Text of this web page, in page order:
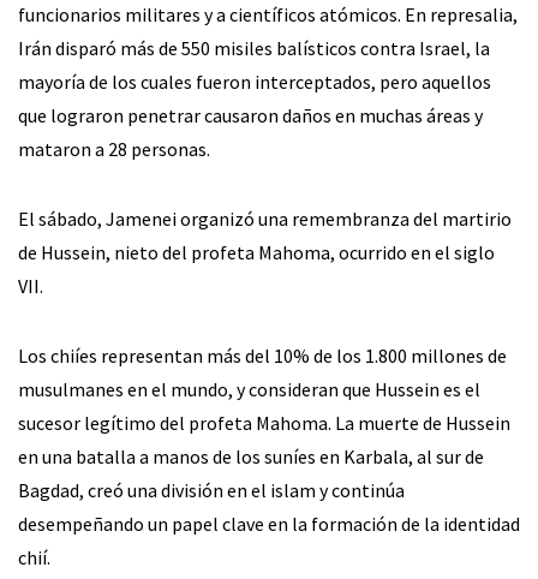
funcionarios militares y a científicos atómicos. En represalia,
Irán disparó más de 550 misiles balísticos contra Israel, la
mayoría de los cuales fueron interceptados, pero aquellos
que lograron penetrar causaron daños en muchas áreas y
mataron a 28 personas.
El sábado, Jamenei organizó una remembranza del martirio
de Hussein, nieto del profeta Mahoma, ocurrido en el siglo
VII.
Los chiíes representan más del 10% de los 1.800 millones de
musulmanes en el mundo, y consideran que Hussein es el
sucesor legítimo del profeta Mahoma. La muerte de Hussein
en una batalla a manos de los suníes en Karbala, al sur de
Bagdad, creó una división en el islam y continúa
desempeñando un papel clave en la formación de la identidad
chií.